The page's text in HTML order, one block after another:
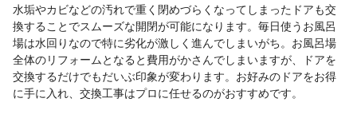
水垢やカビなどの汚れで重く閉めづらくなってしまったドアも交
換することでスムーズな開閉が可能になります。毎日使うお風呂
場は水回りなので特に劣化が激しく進んでしまいがち。お風呂場
全体のリフォームとなると費用がかさんでしまいますが、ドアを
交換するだけでもだいぶ印象が変わります。お好みのドアをお得
に手に入れ、交換工事はプロに任せるのがおすすめです。